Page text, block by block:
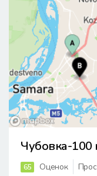
Чубовка-100
65 Оценок